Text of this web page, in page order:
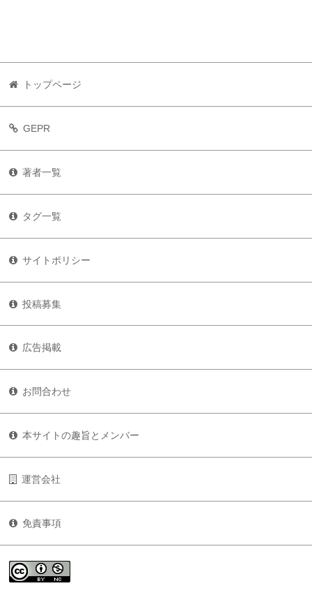
トップページ
GEPR
著者一覧
タグ一覧
サイトポリシー
投稿募集
広告掲載
お問合わせ
本サイトの趣旨とメンバー
運営会社
免責事項